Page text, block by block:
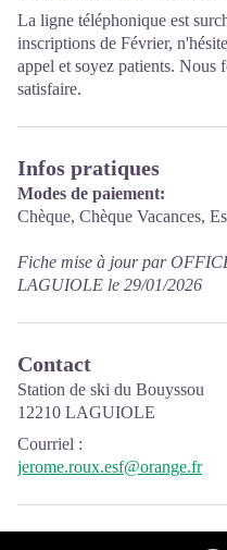
La ligne téléphonique est
inscriptions de Février,
appel et soyez patients. Nous
satisfaire.
Infos pratiques
Modes de paiement:
Chèque, Chèque Vacances,
Fiche mise à jour par
LAGUIOLE le 29/01/2026
Contact
Station de ski du Bouyssou
12210 LAGUIOLE
Courriel :
jerome.roux.esf@orange.fr